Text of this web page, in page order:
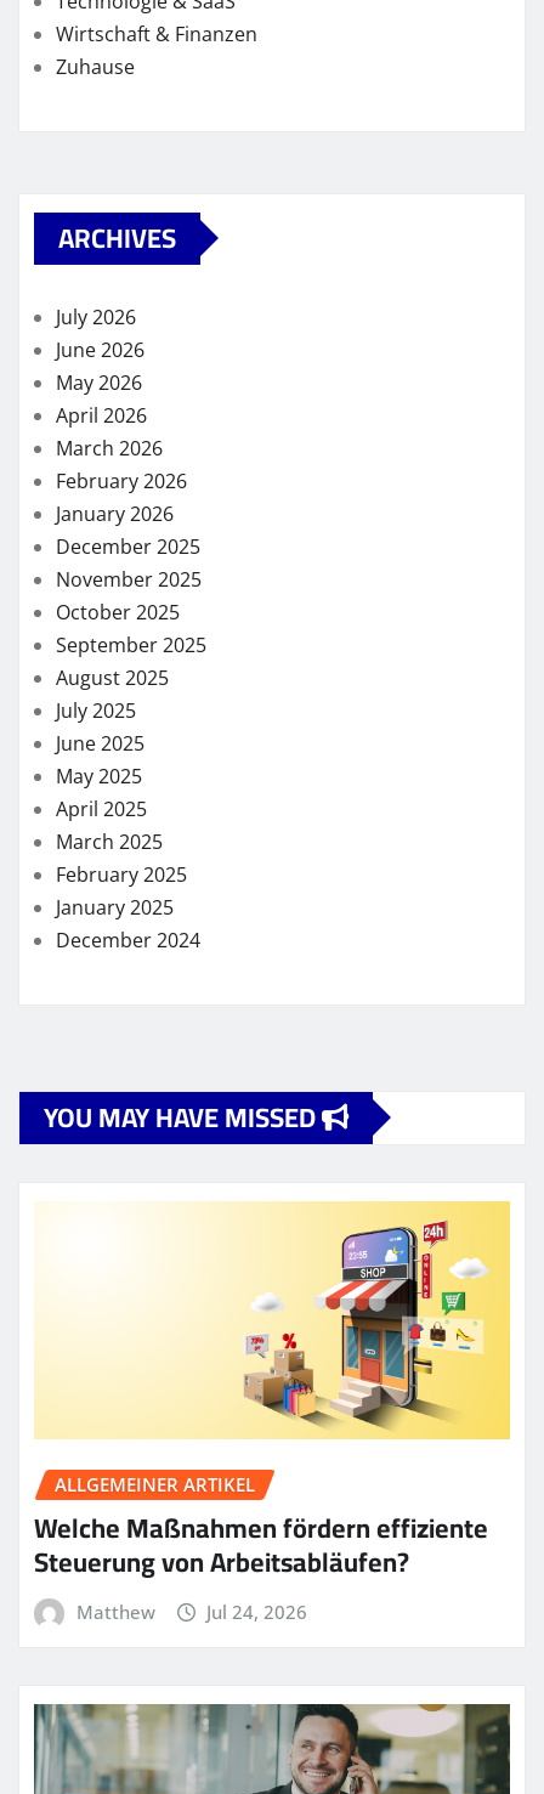
Wirtschaft & Finanzen
Zuhause
ARCHIVES
July 2026
June 2026
May 2026
April 2026
March 2026
February 2026
January 2026
December 2025
November 2025
October 2025
September 2025
August 2025
July 2025
June 2025
May 2025
April 2025
March 2025
February 2025
January 2025
December 2024
YOU MAY HAVE MISSED
ALLGEMEINER ARTIKEL
Welche Maßnahmen fördern effiziente
Steuerung von Arbeitsabläufen?
Matthew Jul 24, 2026